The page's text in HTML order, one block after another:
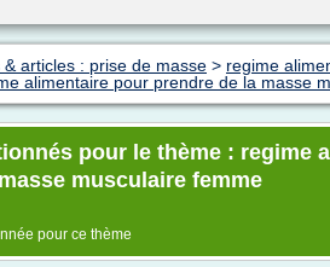
articles : prise de masse > regime
alimentaire pour prendre de la masse
pour le thème : regime
musculaire femme
pour ce thème